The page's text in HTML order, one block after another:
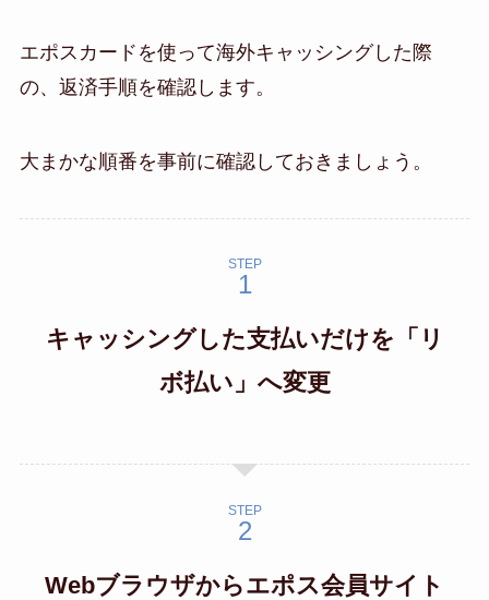
エポスカードを使って海外キャッシングした際
の、返済手順を確認します。
大まかな順番を事前に確認しておきましょう。
STEP
キャッシングした支払いだけを「リ
ボ払い」へ変更
STEP
Webブラウザからエポス会員サイト